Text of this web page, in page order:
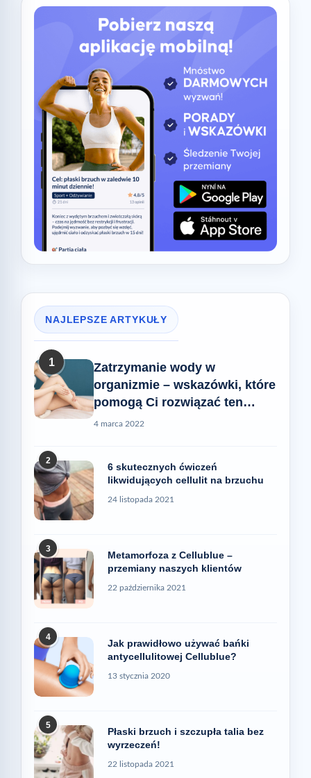
NAJLEPSZE ARTYKUŁY
1
Zatrzymanie wody w
organizmie – wskazówki, które
pomogą Ci rozwiązać ten
problem
4 marca 2022
2
6 skutecznych ćwiczeń
likwidujących cellulit na brzuchu
24 listopada 2021
3
Metamorfoza z Cellublue –
przemiany naszych klientów
22 października 2021
4
Jak prawidłowo używać bańki
antycellulitowej Cellublue?
13 stycznia 2020
5
Płaski brzuch i szczupła talia bez
wyrzeczeń!
22 listopada 2021